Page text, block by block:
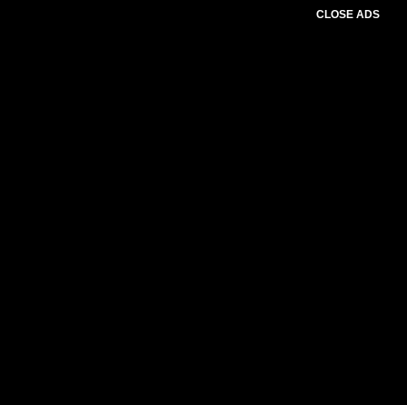
CLOSE ADS